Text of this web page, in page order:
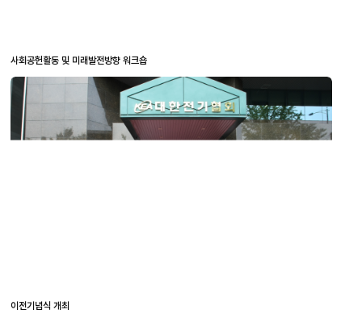
사회공헌활동 및 미래발전방향 워크숍
이전기념식 개최